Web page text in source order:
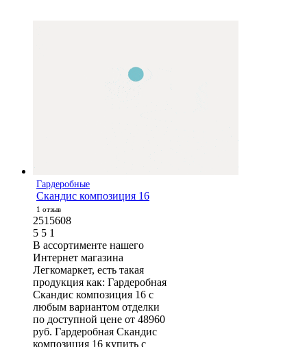
Гардеробные
Скандис композиция 16
1 отзыв
2515608
5 5 1
В ассортименте нашего
Интернет магазина
Легкомаркет, есть такая
продукция как: Гардеробная
Скандис композиция 16 с
любым вариантом отделки
по доступной цене от 48960
руб. Гардеробная Скандис
композиция 16 купить с